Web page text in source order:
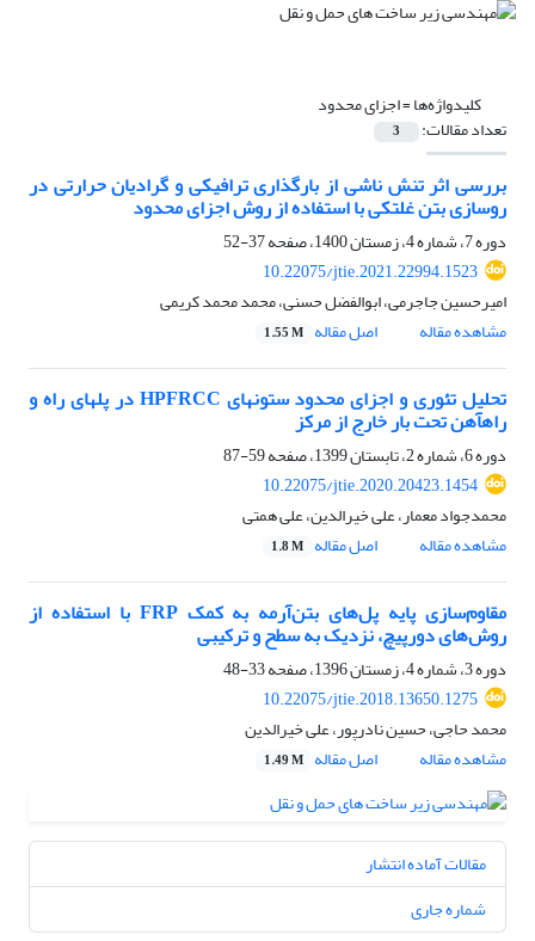
کلیدواژه‌ها =اجزای محدود
تعداد مقالات: 3
بررسی اثر تنش‌ ناشی از بارگذاری ترافیکی و گرادیان حرارتی در
روسازی بتن غلتکی با استفاده از روش اجزای محدود
دوره 7، شماره 4، زمستان 1400، صفحه
37-52
10.22075/jtie.2021.22994.1523
امیرحسین جاجرمی، ابوالفضل حسنی، محمد محمد کریمی
مشاهده مقاله
اصل مقاله 1.55 M
تحلیل تئوری و اجزای محدود ستون‏های HPFRCC در پل‏های راه و
راه‏آهن تحت بار خارج از مرکز
دوره 6، شماره 2، تابستان 1399، صفحه
59-87
10.22075/jtie.2020.20423.1454
محمدجواد معمار، علی خیرالدین، علی همتی
مشاهده مقاله
اصل مقاله 1.8 M
مقاوم‌سازی پایه پل‌های بتن‌آرمه به کمک FRP با استفاده از
روش‌های دورپیچ، نزدیک به سطح و ترکیبی
دوره 3، شماره 4، زمستان 1396، صفحه
33-48
10.22075/jtie.2018.13650.1275
محمد حاجی، حسین نادرپور، علی خیرالدین
مشاهده مقاله
اصل مقاله 1.49 M
مقالات آماده انتشار
شماره جاری